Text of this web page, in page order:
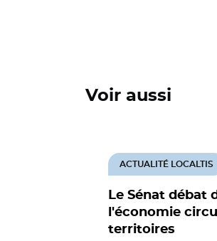
Voir aussi
Le Sénat débat
l'économie
territoires
ACTUALITÉ LOCALTIS